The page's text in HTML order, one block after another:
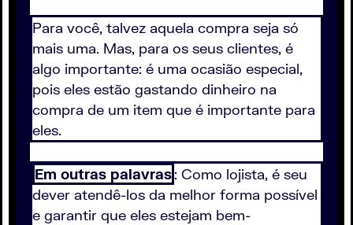
Para você, talvez aquela compra seja só
mais uma. Mas, para os seus clientes, é
algo importante: é uma ocasião especial,
pois eles estão gastando dinheiro na
compra de um item que é importante para
eles.
Em outras palavras: Como lojista, é seu
dever atendê-los da melhor forma possível
e garantir que eles estejam bem-